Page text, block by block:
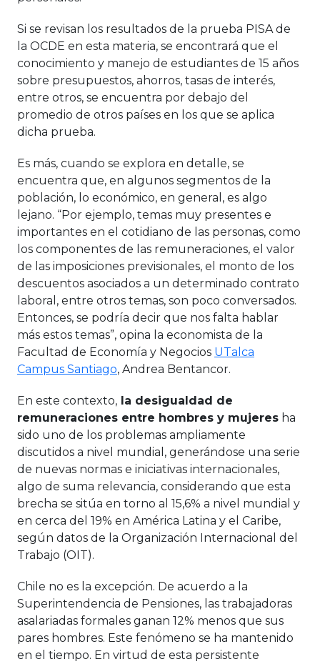
Si se revisan los resultados de la prueba PISA de
la OCDE en esta materia, se encontrará que el
conocimiento y manejo de estudiantes de 15 años
sobre presupuestos, ahorros, tasas de interés,
entre otros, se encuentra por debajo del
promedio de otros países en los que se aplica
dicha prueba.
Es más, cuando se explora en detalle, se
encuentra que, en algunos segmentos de la
población, lo económico, en general, es algo
lejano. “Por ejemplo, temas muy presentes e
importantes en el cotidiano de las personas, como
los componentes de las remuneraciones, el valor
de las imposiciones previsionales, el monto de los
descuentos asociados a un determinado contrato
laboral, entre otros temas, son poco conversados.
Entonces, se podría decir que nos falta hablar
más estos temas”, opina la economista de la
Facultad de Economía y Negocios UTalca
Campus Santiago, Andrea Bentancor.
En este contexto, la desigualdad de
remuneraciones entre hombres y mujeres ha
sido uno de los problemas ampliamente
discutidos a nivel mundial, generándose una serie
de nuevas normas e iniciativas internacionales,
algo de suma relevancia, considerando que esta
brecha se sitúa en torno al 15,6% a nivel mundial y
en cerca del 19% en América Latina y el Caribe,
según datos de la Organización Internacional del
Trabajo (OIT).
Chile no es la excepción. De acuerdo a la
Superintendencia de Pensiones, las trabajadoras
asalariadas formales ganan 12% menos que sus
pares hombres. Este fenómeno se ha mantenido
en el tiempo. En virtud de esta persistente